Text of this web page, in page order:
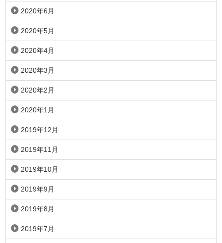
2020年6月
2020年5月
2020年4月
2020年3月
2020年2月
2020年1月
2019年12月
2019年11月
2019年10月
2019年9月
2019年8月
2019年7月